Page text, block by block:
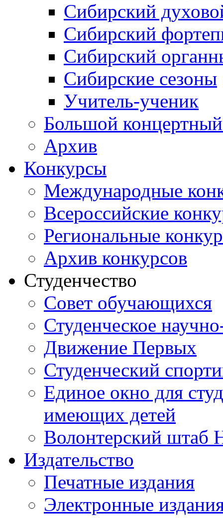
Сибирский
Сибирский
Сибирский
Сибирские сезоны
Учитель-ученик
Большой концертный
Архив
Конкурсы
Международные
Всероссийские
Региональные
Архив конкурсов
Студенчество
Совет обучающихся
Студенческое
Движение Первых
Студенческий
Единое окно для
имеющих детей
Волонтерский штаб
Издательство
Печатные издания
Электронные